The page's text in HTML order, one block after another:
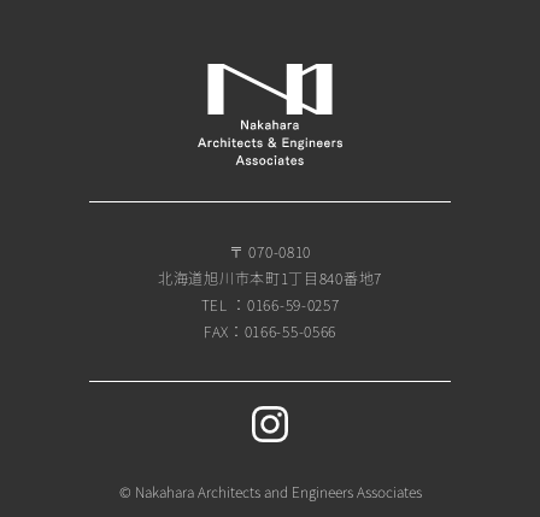
〒 070-0810
北海道旭川市本町1丁目840番地7
TEL ：0166-59-0257
FAX：0166-55-0566
© Nakahara Architects and Engineers Associates